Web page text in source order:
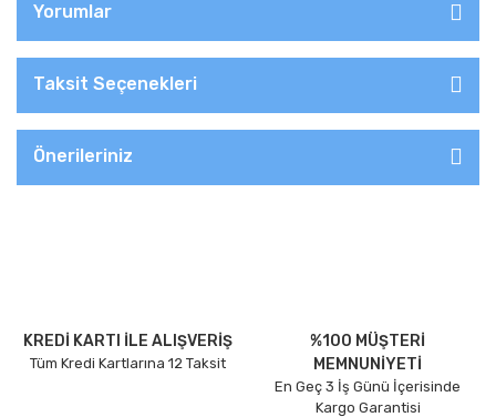
Yorumlar
Taksit Seçenekleri
Önerileriniz
KREDİ KARTI İLE ALIŞVERİŞ
Tüm Kredi Kartlarına 12 Taksit
%100 MÜŞTERİ
MEMNUNİYETİ
En Geç 3 İş Günü İçerisinde
Kargo Garantisi